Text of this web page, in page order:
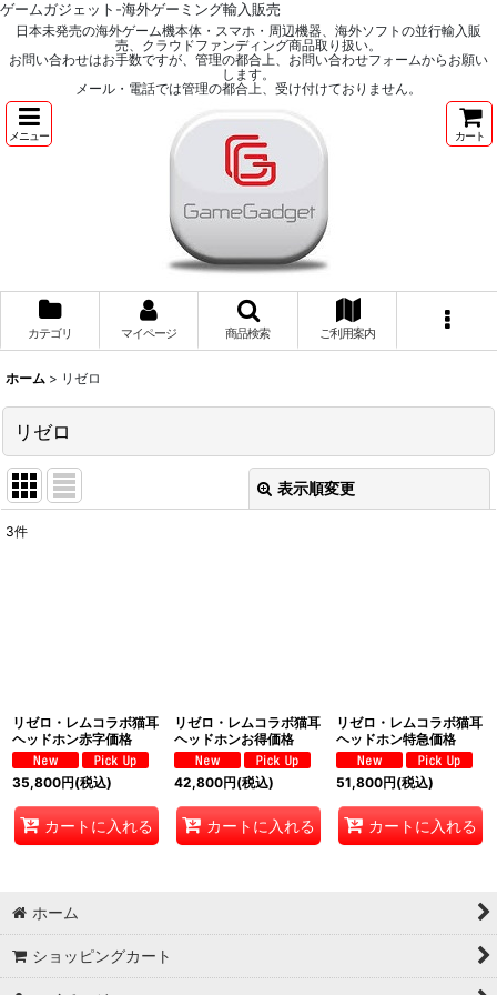
ゲームガジェット-海外ゲーミング輸入販売
日本未発売の海外ゲーム機本体・スマホ・周辺機器、海外ソフトの並行輸入販
売、クラウドファンディング商品取り扱い。
お問い合わせはお手数ですが、管理の都合上、お問い合わせフォームからお願い
します。
メール・電話では管理の都合上、受け付けておりません。
メニュー カート
カテゴリ マイページ 商品検索 ご利用案内
ホーム > リゼロ
リゼロ
表示順変更
3件
リゼロ・レムコラボ猫耳
ヘッドホン赤字価格
35,800円(税込)
カートに入れる
リゼロ・レムコラボ猫耳
ヘッドホンお得価格
42,800円(税込)
カートに入れる
リゼロ・レムコラボ猫耳
ヘッドホン特急価格
51,800円(税込)
カートに入れる
ホーム
ショッピングカート